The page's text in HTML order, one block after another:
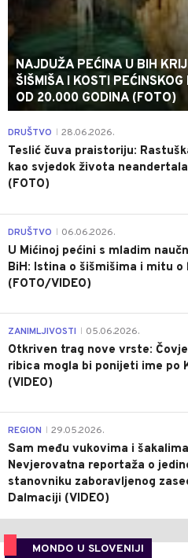
NAJDUŽA PEĆINA U BIH
ŠIŠMIŠA I KOSTI
OD 20.000 GODINA (FOTO)
DRUŠTVO 28.06.2026.
Teslić čuva praistoriju:
kao svjedok života
(FOTO)
DRUŠTVO 06.06.2026.
U Mićinoj pećini s mladim
BiH: Istina o šišmišima i mitu o
(FOTO/VIDEO)
ZANIMLJIVOSTI 05.06.2026.
Otkriven trag nove vrste:
ribica mogla bi ponijeti ime po
(VIDEO)
REGION 29.05.2026.
Sam među vukovima i
Nevjerovatna reportaža o
stanovniku zaboravljenog
Dalmaciji (VIDEO)
MONDO U SLOVENIJI